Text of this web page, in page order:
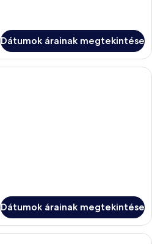
Dátumok árainak megtekintése
Egy modern hálószoba, melyben
Dátumok árainak megtekintése
Egy modern hálószoba, melyben